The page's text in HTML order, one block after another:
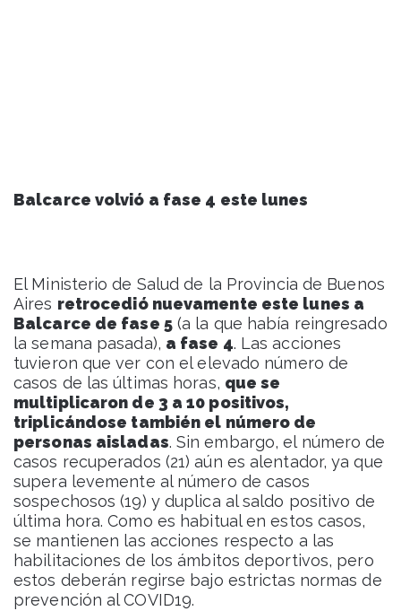
Balcarce volvió a fase 4 este lunes
El Ministerio de Salud de la Provincia de Buenos
Aires retrocedió nuevamente este lunes a
Balcarce de fase 5(a la que había reingresado
la semana pasada), a fase 4. Las acciones
tuvieron que ver con el elevado número de
casos de las últimas horas, que se
multiplicaron de 3 a 10 positivos,
triplicándose también el número de
personas aisladas. Sin embargo, el número de
casos recuperados (21) aún es alentador, ya que
supera levemente al número de casos
sospechosos (19) y duplica al saldo positivo de
última hora. Como es habitual en estos casos,
se mantienen las acciones respecto a las
habilitaciones de los ámbitos deportivos, pero
estos deberán regirse bajo estrictas normas de
prevención al COVID19.